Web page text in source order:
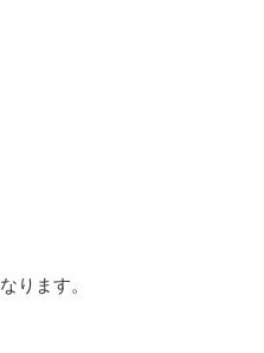
ります。